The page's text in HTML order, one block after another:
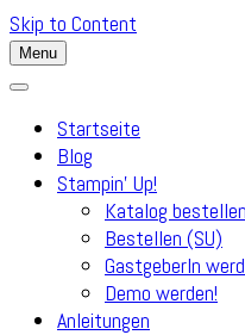
Skip to Content
Menu
Startseite
Blog
Stampin’ Up!
Katalog bestellen
Bestellen (SU)
GastgeberIn
Demo werden!
Anleitungen